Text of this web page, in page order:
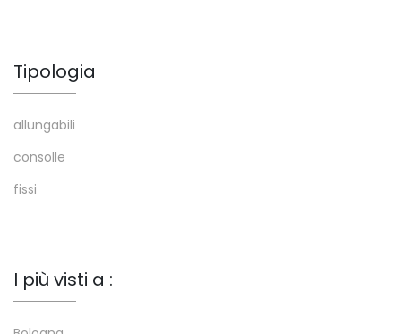
Tipologia
allungabili
consolle
fissi
I più visti a :